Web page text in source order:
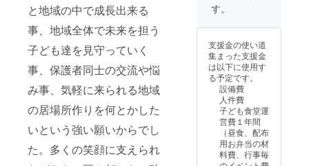
と地域の中で成長出来る
事、地域全体で未来を担う
子ども達を見守っていく
事、保護者同士の交流や悩
み事、気軽に来られる地域
の居場所作りを何とかした
いという強い願いからでし
た。多くの笑顔に支えられ
す。
支援金の使い道
集まった支援金
は以下に使用す
る予定です。
設備費
人件費
子ども食堂運
営費１年間
（昼食、配布
用お弁当の材
料費、行事毎